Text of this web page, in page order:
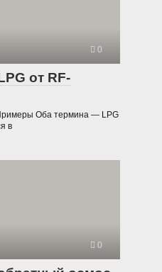
0
от RF-
Оба термина — LPG
в
0